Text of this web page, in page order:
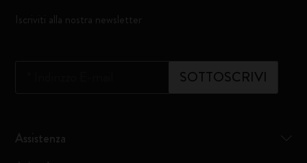
Iscriviti alla nostra newsletter
SOTTOSCRIVI
Assistenza